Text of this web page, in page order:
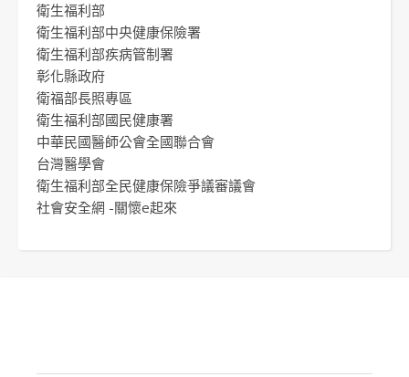
衛生福利部
衛生福利部中央健康保險署
衛生福利部疾病管制署
彰化縣政府
衛福部長照專區
衛生福利部國民健康署
中華民國醫師公會全國聯合會
台灣醫學會
衛生福利部全民健康保險爭議審議會
社會安全網 -關懷e起來